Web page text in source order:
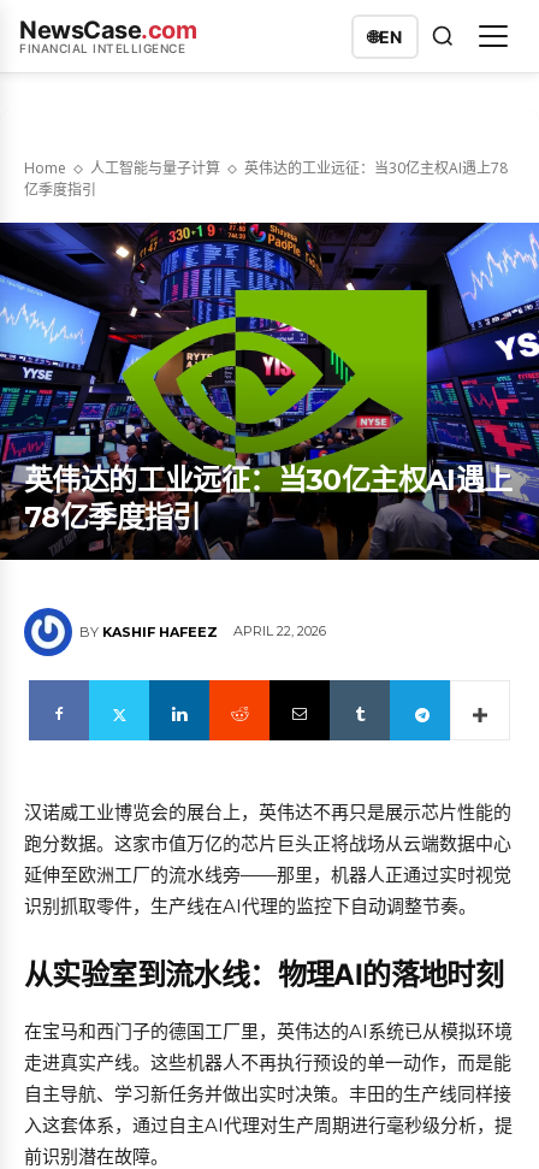
NewsCase.com
FINANCIAL INTELLIGENCE
🌐EN
Home 人工智能与量子计算
英伟达的工业远征：当30亿主权AI遇上78
亿季度指引
英伟达的工业远征：当30亿主权AI遇上
78亿季度指引
BY KASHIF HAFEEZ APRIL 22, 2026
汉诺威工业博览会的展台上，英伟达不再只是展示芯片性能的
跑分数据。这家市值万亿的芯片巨头正将战场从云端数据中心
延伸至欧洲工厂的流水线旁——那里，机器人正通过实时视觉
识别抓取零件，生产线在AI代理的监控下自动调整节奏。
从实验室到流水线：物理AI的落地时刻
在宝马和西门子的德国工厂里，英伟达的AI系统已从模拟环境
走进真实产线。这些机器人不再执行预设的单一动作，而是能
自主导航、学习新任务并做出实时决策。丰田的生产线同样接
入这套体系，通过自主AI代理对生产周期进行毫秒级分析，提
前识别潜在故障。